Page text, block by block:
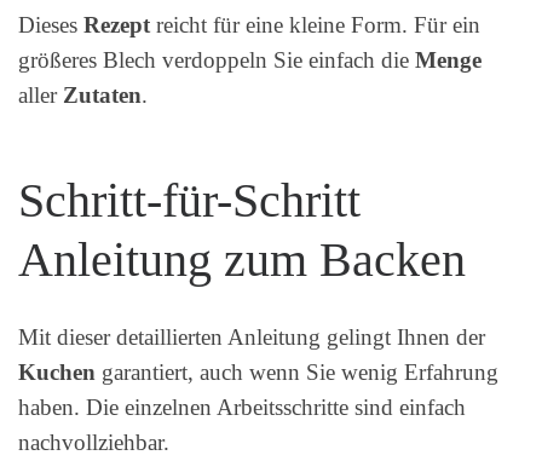
Dieses Rezept reicht für eine kleine Form. Für ein
größeres Blech verdoppeln Sie einfach die Menge
aller Zutaten.
Schritt-für-Schritt
Anleitung zum Backen
Mit dieser detaillierten Anleitung gelingt Ihnen der
Kuchen garantiert, auch wenn Sie wenig Erfahrung
haben. Die einzelnen Arbeitsschritte sind einfach
nachvollziehbar.